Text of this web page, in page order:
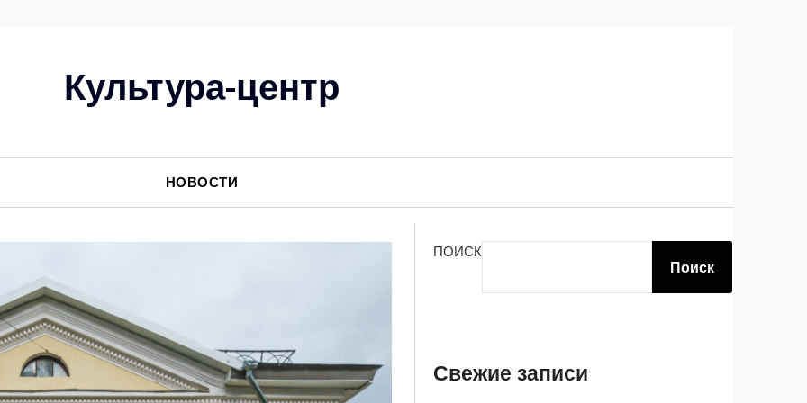
Культура-центр
НОВОСТИ
ПОИСК
Поиск
Свежие записи